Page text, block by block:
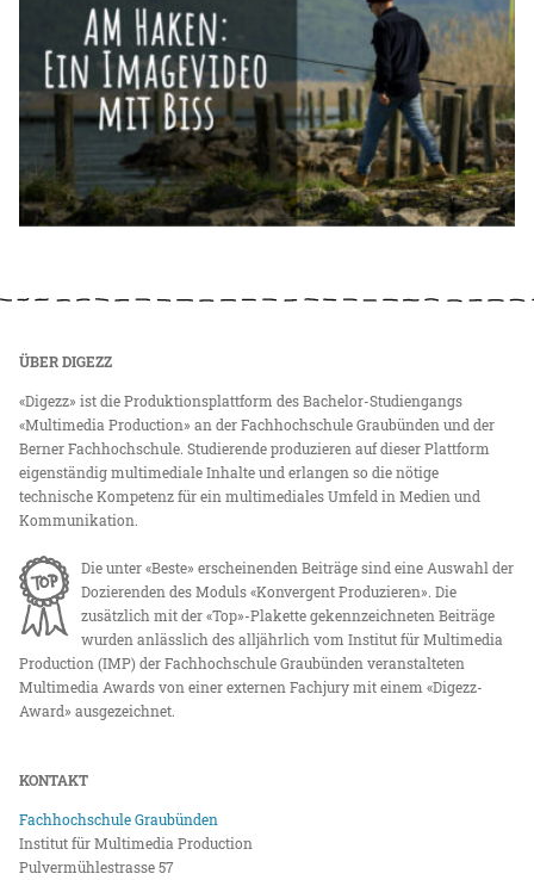
ÜBER DIGEZZ
«Digezz» ist die Produktionsplattform des Bachelor-Studiengangs
«Multimedia Production» an der Fachhochschule Graubünden und der
Berner Fachhochschule. Studierende produzieren auf dieser Plattform
eigenständig multimediale Inhalte und erlangen so die nötige
technische Kompetenz für ein multimediales Umfeld in Medien und
Kommunikation.
Die unter «Beste» erscheinenden Beiträge sind eine Auswahl der
Dozierenden des Moduls «Konvergent Produzieren». Die
zusätzlich mit der «Top»-Plakette gekennzeichneten Beiträge
wurden anlässlich des alljährlich vom Institut für Multimedia
Production (IMP) der Fachhochschule Graubünden veranstalteten
Multimedia Awards von einer externen Fachjury mit einem «Digezz-
Award» ausgezeichnet.
KONTAKT
Fachhochschule Graubünden
Institut für Multimedia Production
Pulvermühlestrasse 57